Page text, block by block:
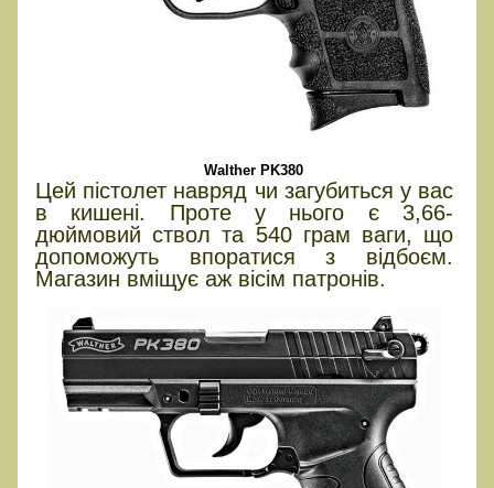
Walther PK380
Цей пістолет навряд чи загубиться у вас
в кишені. Проте у нього є 3,66-
дюймовий ствол та 540 грам ваги, що
допоможуть впоратися з відбоєм.
Магазин вміщує аж вісім патронів.